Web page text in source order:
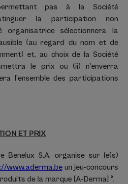
pas à la Société
la participation non
organisatrice sélectionnera la
(au regard du nom et de
et, au choix de la Société
le prix ou (ii) n’enverra
l’ensemble des participations
ET PRIX
Benelux S.A. organise sur le(s)
www.aderma.beun jeu-concours
de la marque [A-Derma] ®.